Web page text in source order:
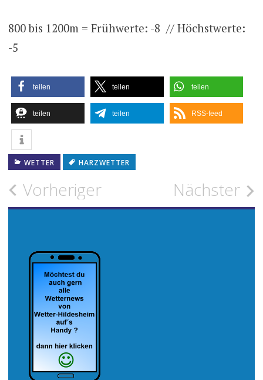
800 bis 1200m = Frühwerte: -8 // Höchstwerte:
-5
teilen teilen teilen
teilen teilen RSS-feed
WETTER HARZWETTER
Beitragsnavigation
Vorheriger Nächster